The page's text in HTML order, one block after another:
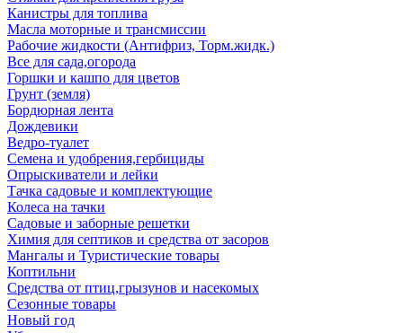
Канистры для топлива
Масла моторные и трансмиссии
Рабочие жидкости (Антифриз, Торм.жидк.)
Все для сада,огорода
Горшки и кашпо для цветов
Грунт (земля)
Бордюрная лента
Дождевики
Ведро-туалет
Семена и удобрения,гербициды
Опрыскиватели и лейки
Тачка садовые и комплектующие
Колеса на тачки
Садовые и заборные решетки
Химия для септиков и средства от засоров
Мангалы и Туристические товары
Коптильни
Средства от птиц,грызунов и насекомых
Сезонные товары
Новый год